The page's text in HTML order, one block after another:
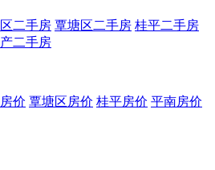
二手房 覃塘区二手房 桂平二手房
二手房
价 覃塘区房价 桂平房价 平南房价